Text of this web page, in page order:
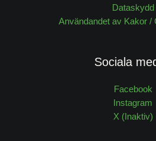
Dataskydd
Användandet av Kakor /
Sociala
Facebook
Instagram
X (Inaktiv)